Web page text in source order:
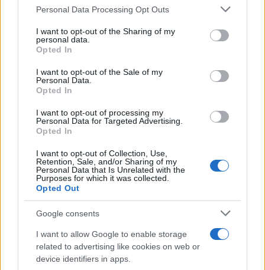
Please note that this website/app uses one or more Google
not limited to your visit or usage behaviour. You may click to
grant or deny consent to Google and its third-party tags to
use your data for below specified purposes in below Google
consent section.
Personal Data Processing Opt Outs
I want to opt-out of the Sharing of my
personal data.
Opted In
I want to opt-out of the Sale of my
Personal Data.
Opted In
I want to opt-out of processing my
Personal Data for Targeted Advertising.
Opted In
I want to opt-out of Collection, Use,
Retention, Sale, and/or Sharing of my
Personal Data that Is Unrelated with the
Purposes for which it was collected.
Opted Out
Google consents
I want to allow Google to enable storage
related to advertising like cookies on web or
device identifiers in apps.
automaticamente. Isso desbloqueia uma gama mais ampla
de utilitários, especialmente para aplicativos de
compartilhamento de carona ou de deslocamento
intrigante. A empresa está construindo uma rede de
dezenas de milhares de estações de recarga. Atualmente, é
a terceira maior rede de carregamento dos EUA e está
entre as mais importantes fora da Tesla Inc. ( TSLA) A
ChargePoint está crescendo rapidamente as receitas e
construindo um ecossistema de software que deve permitir
o desenvolvimento de negócios com maior margem de
lucro. A adoção da tecnologia da ChargePoint desacelerou
durante o COVID-19, mas se a empresa puder voltar aos
trilhos em 2022, as ações podem ser um roubo, dado o
recuo de 2021. Além disso, o recente projeto de lei de
infraestrutura deve impulsionar empresas como a